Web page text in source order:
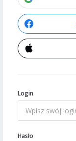
Login
Hasło